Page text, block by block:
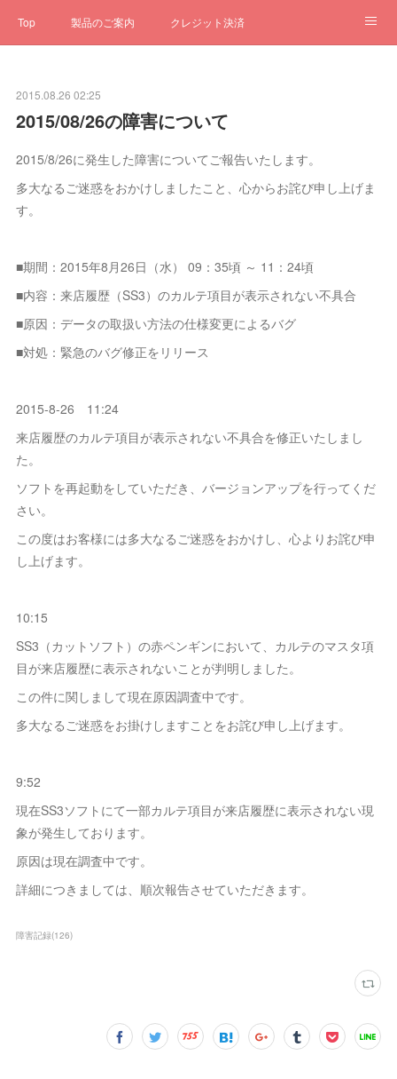
Top 製品のご案内 クレジット決済
ステータス
2015.08.26 02:25
2015/08/26の障害について
2015/8/26に発生した障害についてご報告いたします。
多大なるご迷惑をおかけしましたこと、心からお詫び申し上げま
す。
■期間：2015年8月26日（水） 09：35頃 ～ 11：24頃
■内容：来店履歴（SS3）のカルテ項目が表示されない不具合
■原因：データの取扱い方法の仕様変更によるバグ
■対処：緊急のバグ修正をリリース
2015-8-26 11:24
来店履歴のカルテ項目が表示されない不具合を修正いたしまし
た。
ソフトを再起動をしていただき、バージョンアップを行ってくだ
さい。
この度はお客様には多大なるご迷惑をおかけし、心よりお詫び申
し上げます。
10:15
SS3（カットソフト）の赤ペンギンにおいて、カルテのマスタ項
目が来店履歴に表示されないことが判明しました。
この件に関しまして現在原因調査中です。
多大なるご迷惑をお掛けしますことをお詫び申し上げます。
9:52
現在SS3ソフトにて一部カルテ項目が来店履歴に表示されない現
象が発生しております。
原因は現在調査中です。
詳細につきましては、順次報告させていただきます。
障害記録(126)